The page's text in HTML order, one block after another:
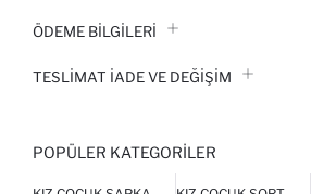
ÖDEME BİLGİLERİ
TESLIMAT İADE VE DEĞIŞIM
POPÜLER KATEGORILER